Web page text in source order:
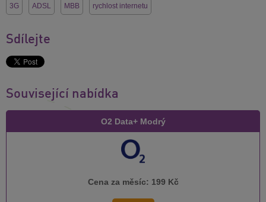
3G ADSL MBB rychlost internetu
Sdílejte
Související nabídka
O2 Data+ Modrý
Cena za měsíc: 199 Kč